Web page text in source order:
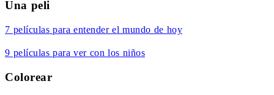
Una peli
7 películas para entender el mundo de hoy
9 películas para ver con los niños
Colorear